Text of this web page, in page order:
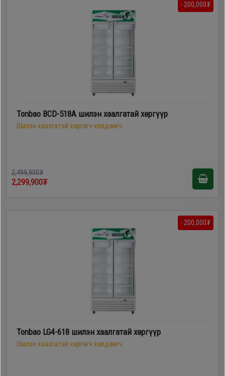
- 200,000₮
Tonbao BCD-518A шилэн хаалгатай хөргүүр
Шилэн хаалгатай хөргөгч хөлдөөгч
2,499,900₮
2,299,900₮
- 200,000₮
Tonbao LG4-618 шилэн хаалгатай хөргүүр
Шилэн хаалгатай хөргөгч хөлдөөгч